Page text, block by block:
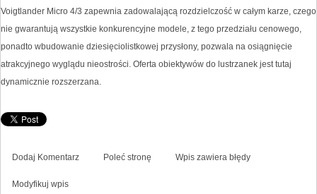
Voigtlander Micro 4/3 zapewnia zadowalającą rozdzielczość w całym karze, czego
nie gwarantują wszystkie konkurencyjne modele, z tego przedziału cenowego,
ponadto wbudowanie dziesięciolistkowej przysłony, pozwala na osiągnięcie
atrakcyjnego wyglądu nieostrości. Oferta obiektywów do lustrzanek jest tutaj
dynamicznie rozszerzana.
Dodaj Komentarz Poleć stronę Wpis zawiera błędy
Modyfikuj wpis